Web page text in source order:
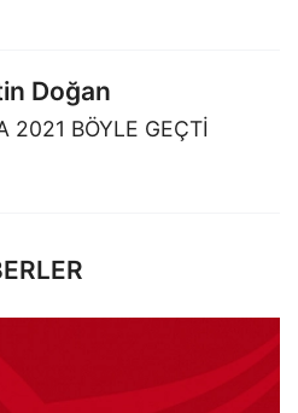
Doğan
2021 BÖYLE GEÇTİ